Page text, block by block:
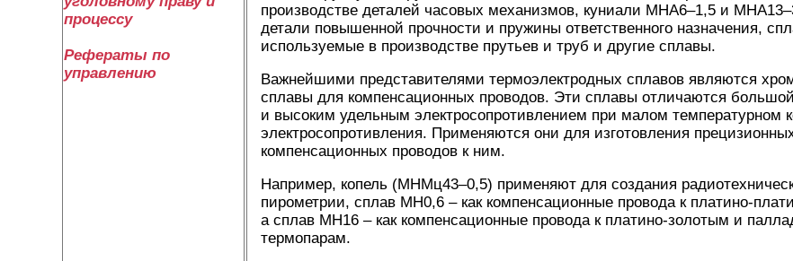
процессу
Рефераты по
управлению
производстве деталей часовых механизмов, куниали МНА6–1,5 и
детали повышенной прочности и пружины ответственного назначения,
используемые в производстве прутьев и труб и другие сплавы.
Важнейшими представителями термоэлектродных сплавов являются
сплавы для компенсационных проводов. Эти сплавы отличаются
и высоким удельным электросопротивлением при малом температурном
электросопротивления. Применяются они для изготовления
компенсационных проводов к ним.
Например, копель (МНМц43–0,5) применяют для создания
пирометрии, сплав МН0,6 – как компенсационные провода к платино-
а сплав МН16 – как компенсационные провода к платино-золотым и
термопарам.